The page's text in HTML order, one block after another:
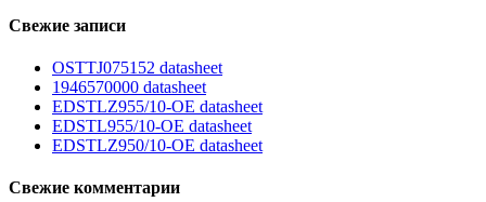
Свежие записи
OSTTJ075152 datasheet
1946570000 datasheet
EDSTLZ955/10-OE datasheet
EDSTL955/10-OE datasheet
EDSTLZ950/10-OE datasheet
Свежие комментарии